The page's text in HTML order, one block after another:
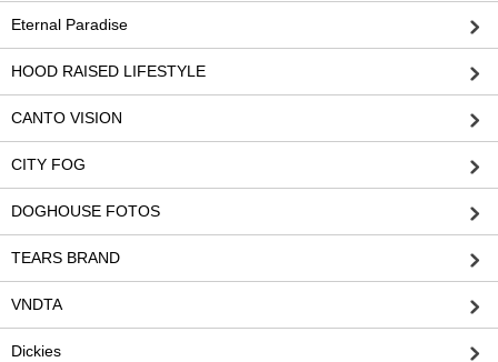
Eternal Paradise
HOOD RAISED LIFESTYLE
CANTO VISION
CITY FOG
DOGHOUSE FOTOS
TEARS BRAND
VNDTA
Dickies